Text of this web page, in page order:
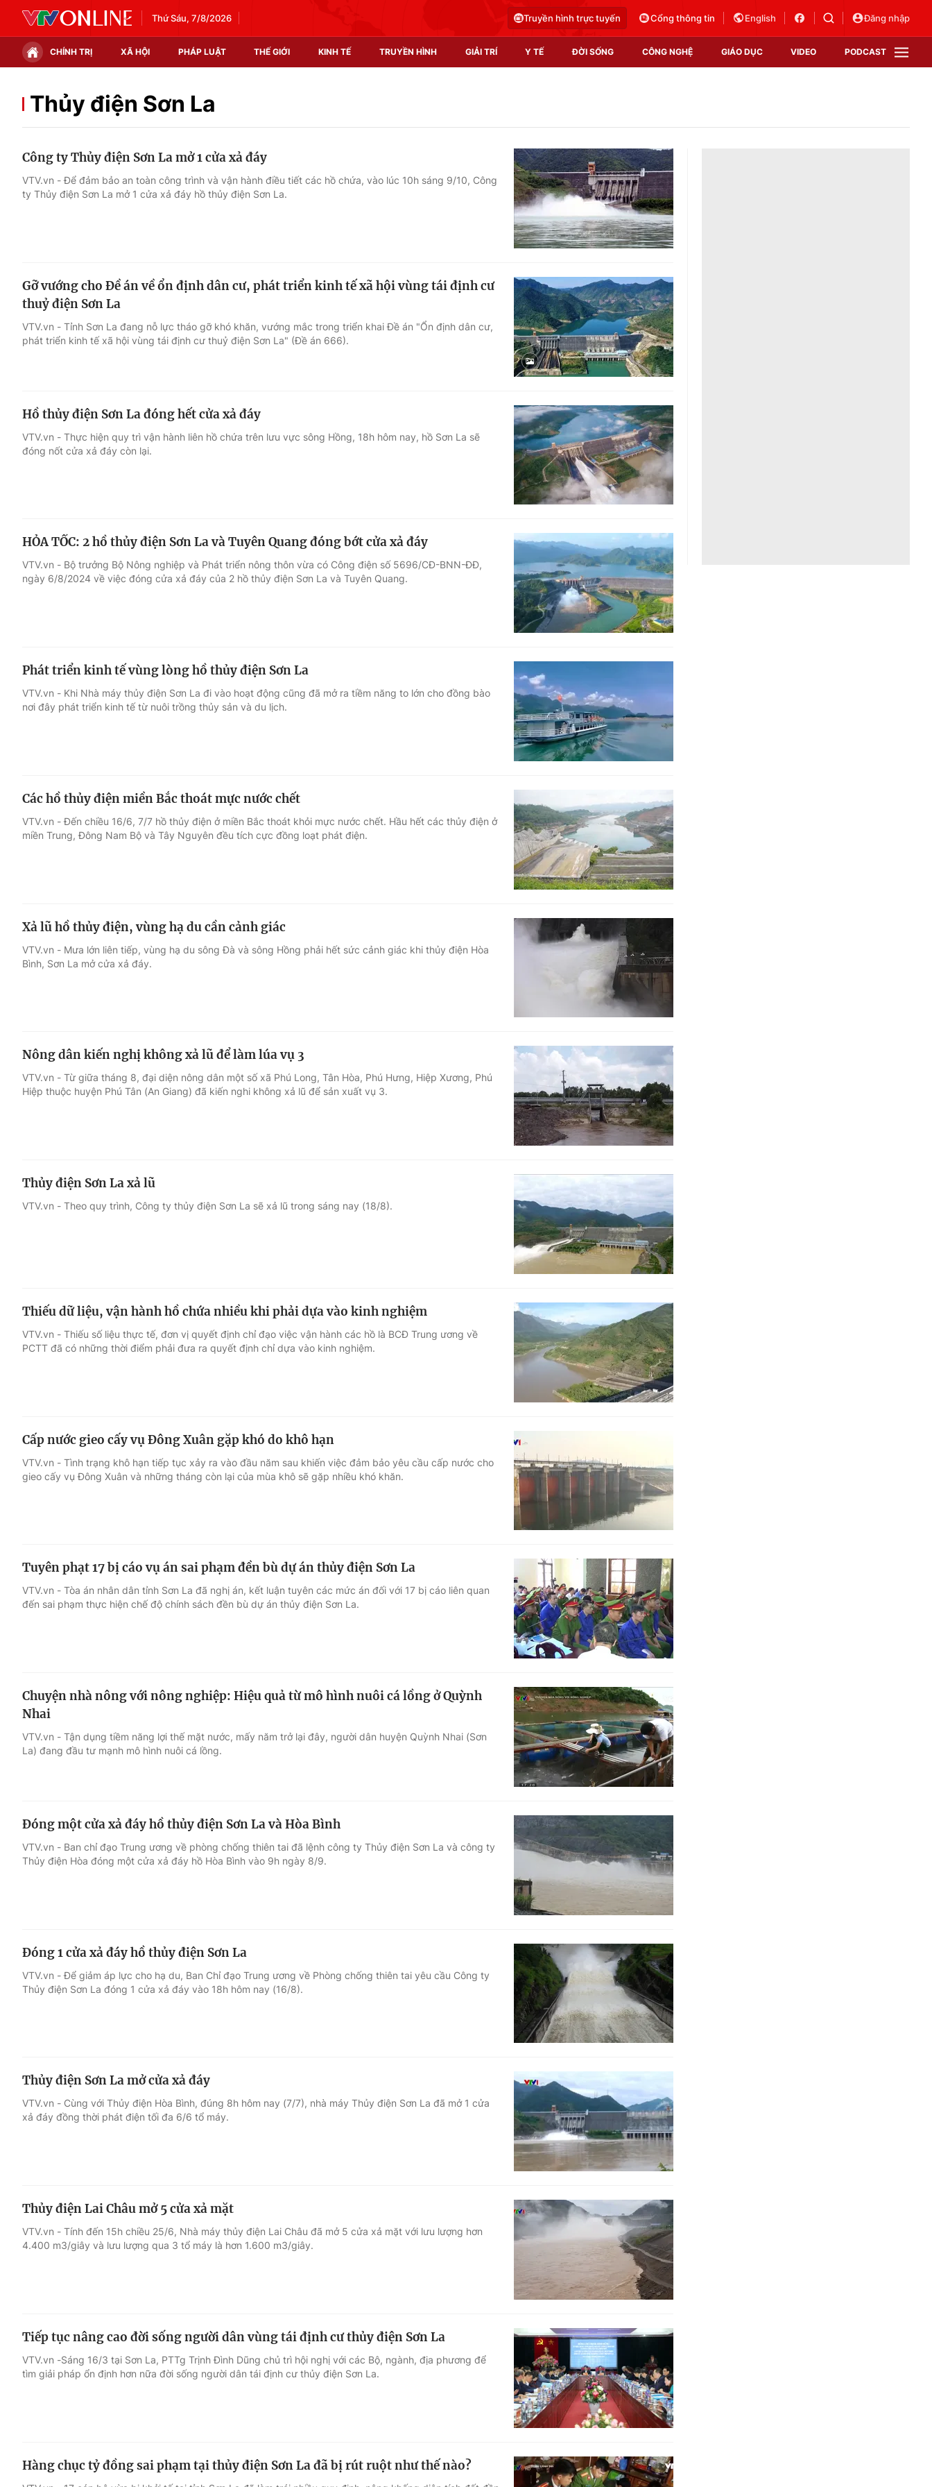
Thứ Sáu, 7/8/2026 Truyền hình trực tuyến Cổng thông tin English Đăng nhập
CHÍNH TRỊ XÃ HỘI PHÁP LUẬT THẾ GIỚI KINH TẾ TRUYỀN HÌNH GIẢI TRÍ Y TẾ ĐỜI SỐNG CÔNG NGHỆ GIÁO DỤC VIDEO PODCAST
Chính trị Xã hội
Thế giới đó đây
Thị trường
Video
Shorts video
Podcast
EMagazine
Photo
Infographic
Góc ảnh
Điện ảnh
Âm nhạc
Sao
Du lịch
Làm đẹp
Học trực tuyến
Công nghệ
Hitech Công nghệ tương lai
Sản phẩm
Thị trường
Tư vấn
VTV Sức khoẻ
Thủy điện Sơn La
Công ty Thủy điện Sơn La mở 1 cửa xả đáy
VTV.vn - Để đảm bảo an toàn công trình và vận hành điều tiết các hồ chứa, vào lúc 10h sáng 9/10, Công
ty Thủy điện Sơn La mở 1 cửa xả đáy hồ thủy điện Sơn La.
Gỡ vướng cho Đề án về ổn định dân cư, phát triển kinh tế xã hội vùng tái định cư
thuỷ điện Sơn La
VTV.vn - Tỉnh Sơn La đang nỗ lực tháo gỡ khó khăn, vướng mắc trong triển khai Đề án "Ổn định dân cư,
phát triển kinh tế xã hội vùng tái định cư thuỷ điện Sơn La" (Đề án 666).
Hồ thủy điện Sơn La đóng hết cửa xả đáy
VTV.vn - Thực hiện quy trì vận hành liên hồ chứa trên lưu vực sông Hồng, 18h hôm nay, hồ Sơn La sẽ
đóng nốt cửa xả đáy còn lại.
HỎA TỐC: 2 hồ thủy điện Sơn La và Tuyên Quang đóng bớt cửa xả đáy
VTV.vn - Bộ trưởng Bộ Nông nghiệp và Phát triển nông thôn vừa có Công điện số 5696/CĐ-BNN-ĐĐ,
ngày 6/8/2024 về việc đóng cửa xả đáy của 2 hồ thủy điện Sơn La và Tuyên Quang.
Phát triển kinh tế vùng lòng hồ thủy điện Sơn La
VTV.vn - Khi Nhà máy thủy điện Sơn La đi vào hoạt động cũng đã mở ra tiềm năng to lớn cho đồng bào
nơi đây phát triển kinh tế từ nuôi trồng thủy sản và du lịch.
Các hồ thủy điện miền Bắc thoát mực nước chết
VTV.vn - Đến chiều 16/6, 7/7 hồ thủy điện ở miền Bắc thoát khỏi mực nước chết. Hầu hết các thủy điện ở
miền Trung, Đông Nam Bộ và Tây Nguyên đều tích cực đồng loạt phát điện.
Xả lũ hồ thủy điện, vùng hạ du cần cảnh giác
VTV.vn - Mưa lớn liên tiếp, vùng hạ du sông Đà và sông Hồng phải hết sức cảnh giác khi thủy điện Hòa
Bình, Sơn La mở cửa xả đáy.
Nông dân kiến nghị không xả lũ để làm lúa vụ 3
VTV.vn - Từ giữa tháng 8, đại diện nông dân một số xã Phú Long, Tân Hòa, Phú Hưng, Hiệp Xương, Phú
Hiệp thuộc huyện Phú Tân (An Giang) đã kiến nghi không xả lũ để sản xuất vụ 3.
Thủy điện Sơn La xả lũ
VTV.vn - Theo quy trình, Công ty thủy điện Sơn La sẽ xả lũ trong sáng nay (18/8).
Thiếu dữ liệu, vận hành hồ chứa nhiều khi phải dựa vào kinh nghiệm
VTV.vn - Thiếu số liệu thực tế, đơn vị quyết định chỉ đạo việc vận hành các hồ là BCĐ Trung ương về
PCTT đã có những thời điểm phải đưa ra quyết định chỉ dựa vào kinh nghiệm.
Cấp nước gieo cấy vụ Đông Xuân gặp khó do khô hạn
VTV.vn - Tình trạng khô hạn tiếp tục xảy ra vào đầu năm sau khiến việc đảm bảo yêu cầu cấp nước cho
gieo cấy vụ Đông Xuân và những tháng còn lại của mùa khô sẽ gặp nhiều khó khăn.
Tuyên phạt 17 bị cáo vụ án sai phạm đền bù dự án thủy điện Sơn La
VTV.vn - Tòa án nhân dân tỉnh Sơn La đã nghị án, kết luận tuyên các mức án đối với 17 bị cáo liên quan
đến sai phạm thực hiện chế độ chính sách đền bù dự án thủy điện Sơn La.
Chuyện nhà nông với nông nghiệp: Hiệu quả từ mô hình nuôi cá lồng ở Quỳnh
Nhai
VTV.vn - Tận dụng tiềm năng lợi thế mặt nước, mấy năm trở lại đây, người dân huyện Quỳnh Nhai (Sơn
La) đang đầu tư mạnh mô hình nuôi cá lồng.
Đóng một cửa xả đáy hồ thủy điện Sơn La và Hòa Bình
VTV.vn - Ban chỉ đạo Trung ương về phòng chống thiên tai đã lệnh công ty Thủy điện Sơn La và công ty
Thủy điện Hòa đóng một cửa xả đáy hồ Hòa Bình vào 9h ngày 8/9.
Đóng 1 cửa xả đáy hồ thủy điện Sơn La
VTV.vn - Để giảm áp lực cho hạ du, Ban Chỉ đạo Trung ương về Phòng chống thiên tai yêu cầu Công ty
Thủy điện Sơn La đóng 1 cửa xả đáy vào 18h hôm nay (16/8).
Thủy điện Sơn La mở cửa xả đáy
VTV.vn - Cùng với Thủy điện Hòa Bình, đúng 8h hôm nay (7/7), nhà máy Thủy điện Sơn La đã mở 1 cửa
xả đáy đồng thời phát điện tối đa 6/6 tổ máy.
Thủy điện Lai Châu mở 5 cửa xả mặt
VTV.vn - Tính đến 15h chiều 25/6, Nhà máy thủy điện Lai Châu đã mở 5 cửa xả mặt với lưu lượng hơn
4.400 m3/giây và lưu lượng qua 3 tổ máy là hơn 1.600 m3/giây.
Tiếp tục nâng cao đời sống người dân vùng tái định cư thủy điện Sơn La
VTV.vn -Sáng 16/3 tại Sơn La, PTTg Trịnh Đình Dũng chủ trì hội nghị với các Bộ, ngành, địa phương để
tìm giải pháp ổn định hơn nữa đời sống người dân tái định cư thủy điện Sơn La.
Hàng chục tỷ đồng sai phạm tại thủy điện Sơn La đã bị rút ruột như thế nào?